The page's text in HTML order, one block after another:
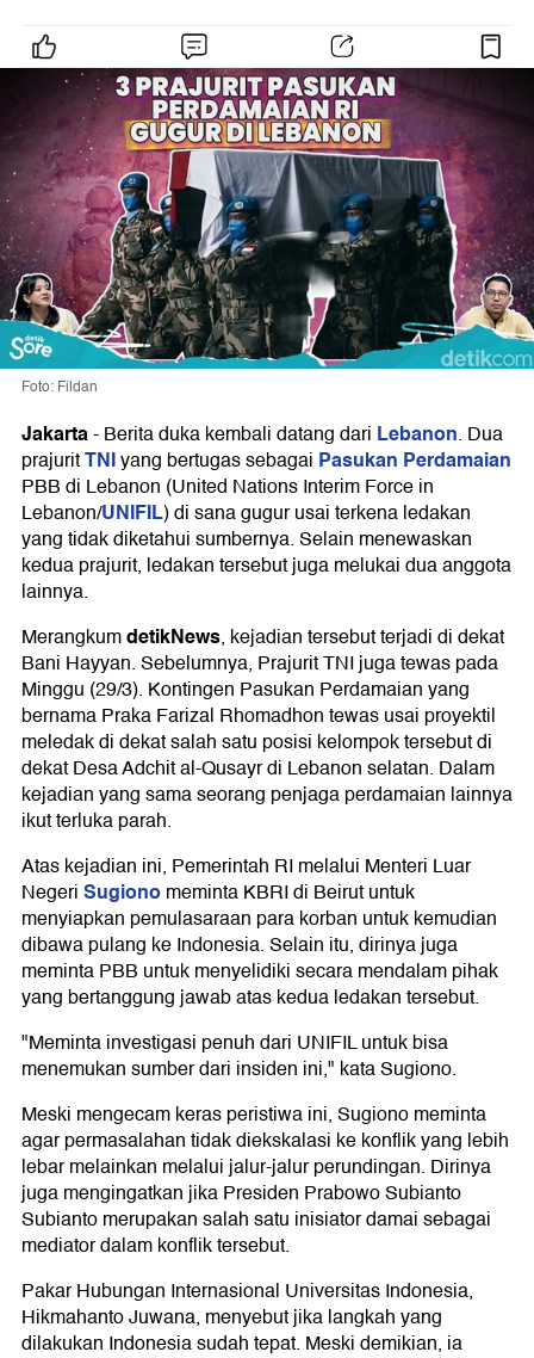
Foto: Fildan
Jakarta-Berita duka kembali datang dari Lebanon. Dua
prajuritTNIyang bertugas sebagai Pasukan Perdamaian
PBB di Lebanon (United Nations Interim Force in
Lebanon/UNIFIL) di sana gugur usai terkena ledakan
yang tidak diketahui sumbernya. Selain menewaskan
kedua prajurit, ledakan tersebut juga melukai dua anggota
lainnya.
MerangkumdetikNews, kejadian tersebut terjadi di dekat
Bani Hayyan. Sebelumnya, Prajurit TNI juga tewas pada
Minggu (29/3). Kontingen Pasukan Perdamaian yang
bernama Praka Farizal Rhomadhon tewas usai proyektil
meledak di dekat salah satu posisi kelompok tersebut di
dekat Desa Adchit al-Qusayr di Lebanon selatan. Dalam
kejadian yang sama seorang penjaga perdamaian lainnya
ikut terluka parah.
Atas kejadian ini, Pemerintah RI melalui Menteri Luar
NegeriSugionomeminta KBRI di Beirut untuk
menyiapkan pemulasaraan para korban untuk kemudian
dibawa pulang ke Indonesia. Selain itu, dirinya juga
meminta PBB untuk menyelidiki secara mendalam pihak
yang bertanggung jawab atas kedua ledakan tersebut.
"Meminta investigasi penuh dari UNIFIL untuk bisa
menemukan sumber dari insiden ini," kata Sugiono.
Meski mengecam keras peristiwa ini, Sugiono meminta
agar permasalahan tidak diekskalasi ke konflik yang lebih
lebar melainkan melalui jalur-jalur perundingan. Dirinya
juga mengingatkan jika Presiden Prabowo Subianto
Subianto merupakan salah satu inisiator damai sebagai
mediator dalam konflik tersebut.
Pakar Hubungan Internasional Universitas Indonesia,
Hikmahanto Juwana, menyebut jika langkah yang
dilakukan Indonesia sudah tepat. Meski demikian, ia